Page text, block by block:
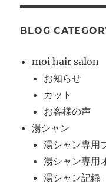
BLOG
moi hair salon
お知らせ
カット
お客様の声
湯シャン
湯シャン専用
湯シャン専用
湯シャン記録